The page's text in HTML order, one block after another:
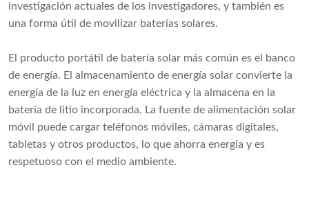
investigación actuales de los investigadores, y también es
una forma útil de movilizar baterías solares.
El producto portátil de batería solar más común es el banco
de energía. El almacenamiento de energía solar convierte la
energía de la luz en energía eléctrica y la almacena en la
batería de litio incorporada. La fuente de alimentación solar
móvil puede cargar teléfonos móviles, cámaras digitales,
tabletas y otros productos, lo que ahorra energía y es
respetuoso con el medio ambiente.